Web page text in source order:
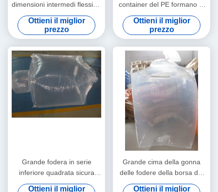
dimensioni intermedi flessibili
di colore naturale con LDPE,
materiale dell'HDPE
Ottieni il miglior
prezzo
container del PE formano la
fodera adatta, il caricamento
1000kgs
Ottieni il miglior
prezzo
Grande fodera in serie
inferiore quadrata sicura
della metropolitana della
Ottieni il miglior
Grande cima della gonna
delle fodere della borsa del
PE adatto durevole della
Ottieni il miglior